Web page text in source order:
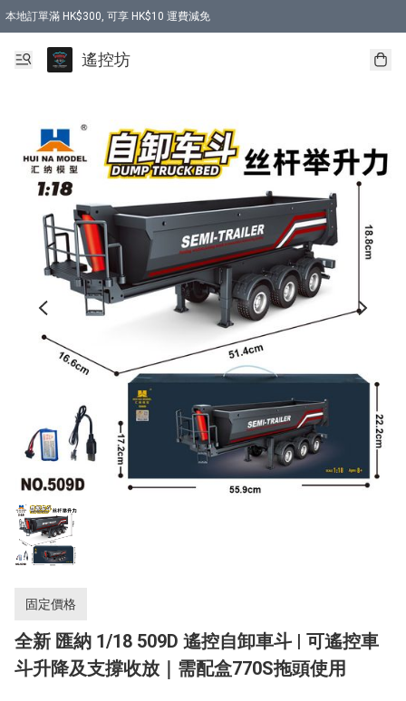
本地訂單滿 HK$300, 可享 HK$10 運費減免
購買 7.6V 6500mah 70C 電池 送 7.6V USB充電器
遙控坊
固定價格
全新 匯納 1/18 509D 遙控自卸車斗 | 可遙控車
斗升降及支撐收放｜需配盒770S拖頭使用